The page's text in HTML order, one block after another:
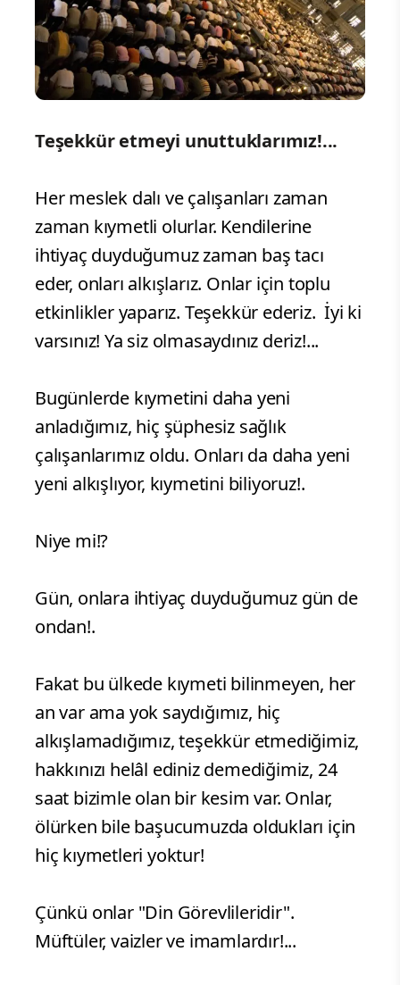
Teşekkür etmeyi unuttuklarımız!...
Her meslek dalı ve çalışanları zaman
zaman kıymetli olurlar. Kendilerine
ihtiyaç duyduğumuz zaman baş tacı
eder, onları alkışlarız. Onlar için toplu
etkinlikler yaparız. Teşekkür ederiz. İyi ki
varsınız! Ya siz olmasaydınız deriz!...
Bugünlerde kıymetini daha yeni
anladığımız, hiç şüphesiz sağlık
çalışanlarımız oldu. Onları da daha yeni
yeni alkışlıyor, kıymetini biliyoruz!.
Niye mi!?
Gün, onlara ihtiyaç duyduğumuz gün de
ondan!.
Fakat bu ülkede kıymeti bilinmeyen, her
an var ama yok saydığımız, hiç
alkışlamadığımız, teşekkür etmediğimiz,
hakkınızı helâl ediniz demediğimiz, 24
saat bizimle olan bir kesim var. Onlar,
ölürken bile başucumuzda oldukları için
hiç kıymetleri yoktur!
Çünkü onlar "Din Görevlileridir".
Müftüler, vaizler ve imamlardır!...